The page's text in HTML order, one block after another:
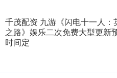
千茂配资 九游《闪电十一人：
之路》娱乐二次免费大型更新
时间定